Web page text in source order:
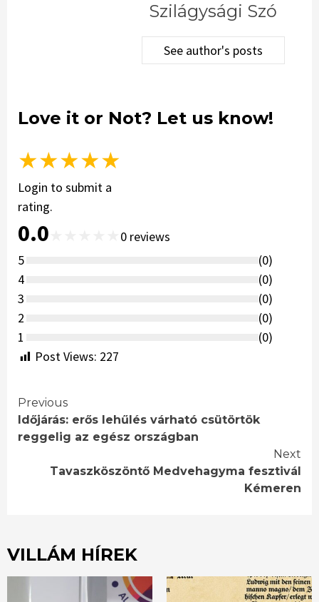
Szilágysági Szó
See author's posts
Love it or Not? Let us know!
★★★★★
Login to submit a
rating.
0.0 0 reviews
5
(0)
4
(0)
3
(0)
2
(0)
1
(0)
Post Views: 227
Continue
Reading
Previous
Időjárás: erős lehűlés várható csütörtök
reggelig az egész országban
Next
Tavaszköszöntő Medvehagyma fesztivál
Kémeren
VILLÁM HÍREK